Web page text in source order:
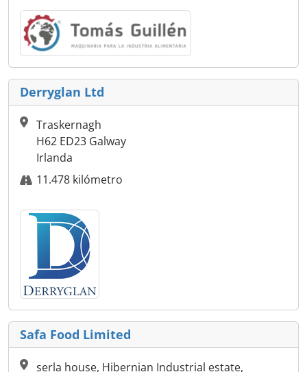
Derryglan Ltd
Traskernagh
H62 ED23 Galway
Irlanda
11.478 kilómetro
Safa Food Limited
serla house, Hibernian Industrial estate,